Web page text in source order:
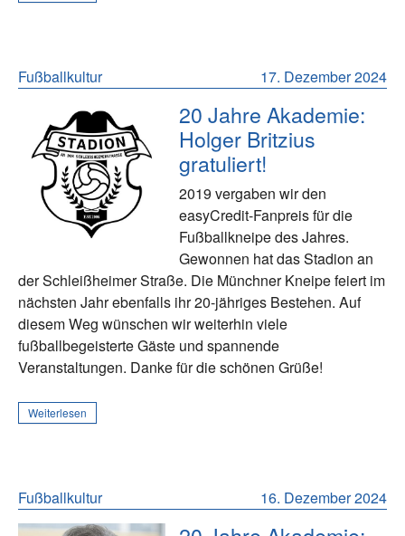
17. Dezember 2024
Fußballkultur
20 Jahre Akademie:
Holger Britzius
gratuliert!
2019 vergaben wir den
easyCredit-Fanpreis für die
Fußballkneipe des Jahres.
Gewonnen hat das Stadion an
der Schleißheimer Straße. Die Münchner Kneipe feiert im
nächsten Jahr ebenfalls ihr 20-jähriges Bestehen. Auf
diesem Weg wünschen wir weiterhin viele
fußballbegeisterte Gäste und spannende
Veranstaltungen. Danke für die schönen Grüße!
Weiterlesen
16. Dezember 2024
Fußballkultur